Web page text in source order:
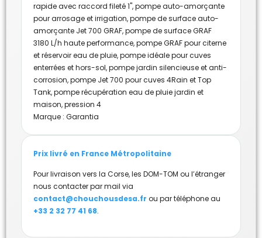
rapide avec raccord fileté 1",pompe auto-amorçante
pour arrosage et irrigation,pompe de surface auto-
amorçante Jet 700 GRAF,pompe de surface GRAF
3180 L/h haute performance,pompe GRAF pour citerne
et réservoir eau de pluie,pompe idéale pour cuves
enterrées et hors-sol,pompe jardin silencieuse et anti-
corrosion,pompe Jet 700 pour cuves 4Rain et Top
Tank,pompe récupération eau de pluie jardin et
maison,pression 4
Marque : Garantia
Prix livré en France Métropolitaine
Pour livraison vers la Corse, les DOM-TOM ou l’étranger
nous contacter par mail via
contact@chouchousdesa.fr ou par téléphone au
+33 2 32 77 41 68.